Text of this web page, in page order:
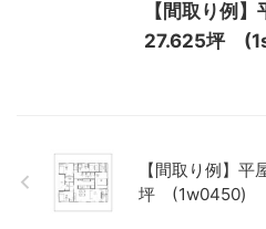
【間取り例
27.625坪
【間取り例】
坪 (1w0450)